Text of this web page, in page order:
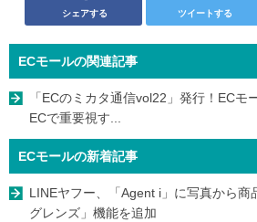
シェアする ツイートする
ECモールの関連記事
「ECのミカタ通信vol22」発行！ECモ
ECで重要視す...
ECモールの新着記事
LINEヤフー、「Agent i」に写真から商
グレンズ」機能を追加